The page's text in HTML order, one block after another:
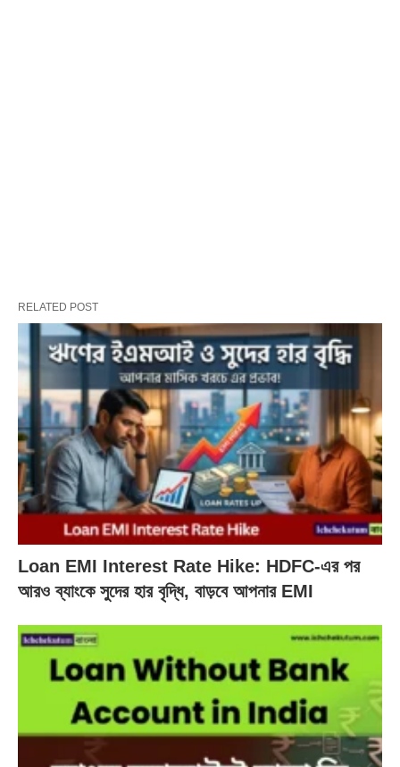
RELATED POST
Loan EMI Interest Rate Hike: HDFC-এর পর
আরও ব্যাংকে সুদের হার বৃদ্ধি, বাড়বে আপনার EMI